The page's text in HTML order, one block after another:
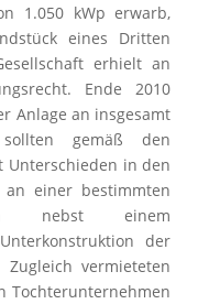
1.050 kWp erwarb,
eines Dritten
erhielt an
Ende 2010
Anlage an insgesamt
gemäß den
Unterschieden in den
an einer bestimmten
nebst einem
der
Zugleich vermieteten
Tochterunternehmen